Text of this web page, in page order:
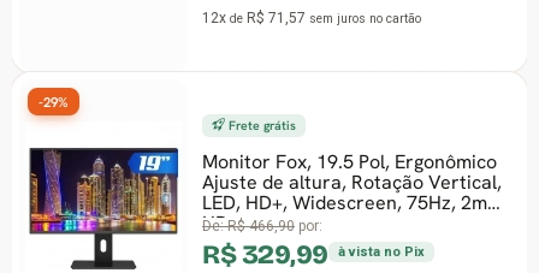
deR$ 71,57sem juros no cartão
Frete grátis
Monitor Fox, 19.5 Pol, Ergonômico
Ajuste de altura, Rotação Vertical,
LED, HD+, Widescreen, 75Hz, 2ms,
HD
De: R$ 466,90por:
R$ 329,99 à vista no Pix
-29%